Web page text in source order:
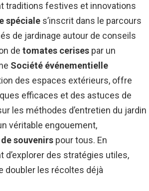
traditions festives et innovations
spéciale s’inscrit dans le parcours
de jardinage autour de conseils
de tomates cerises par un
Société événementielle
des espaces extérieurs, offre
efficaces et des astuces de
les méthodes d’entretien du jardin
véritable engouement,
souvenirs pour tous. En
des stratégies utiles,
doubler les récoltes déjà